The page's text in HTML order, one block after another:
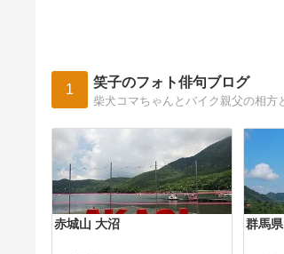
1 笑子のフォト俳句ブログ
柴犬コマちゃんとバイク親父の相
赤城山 大沼 群馬